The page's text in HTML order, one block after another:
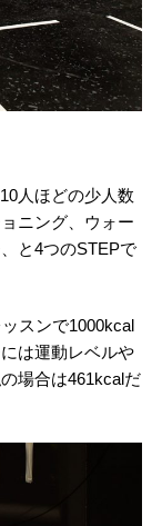
人ほどの少人数
ニング、ウォー
と4つのSTEPで
スンで1000kcal
は運動レベルや
場合は461kcalだ